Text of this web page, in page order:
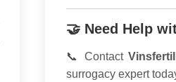
🤝 Need Help
📞 Contact
surrogacy expert